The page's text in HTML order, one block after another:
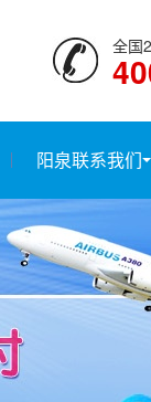
全国
阳泉联系我们